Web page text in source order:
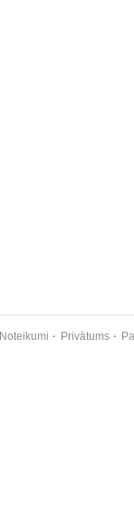
Noteikumi Privātums